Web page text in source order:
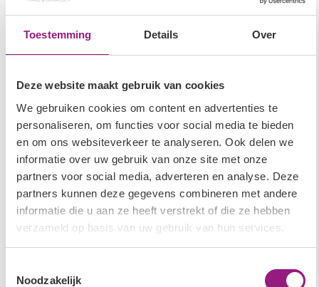
Toestemming Details Over
Deze website maakt gebruik van cookies
We gebruiken cookies om content en advertenties te
personaliseren, om functies voor social media te bieden
en om ons websiteverkeer te analyseren. Ook delen we
informatie over uw gebruik van onze site met onze
partners voor social media, adverteren en analyse. Deze
partners kunnen deze gegevens combineren met andere
informatie die u aan ze heeft verstrekt of die ze hebben
verzameld op basis van uw gebruik van hun services.
Noodzakelijk
ondersteuning bieden bij het verbeteren van de
zwemvaardigheid, zodat hij of zij daardoor weer beter kan
Succesvolle resultaten
Kinderoefentherapie Kaag & Braassem heeft al veel
kinderen met succes geholpen met het verbeteren van de
zwemvaardigheid, waardoor zij sneller hun zwemdiploma
konden behalen. Kinderoefentherapie wordt geheel
vergoed door de zorgverzekeraar.